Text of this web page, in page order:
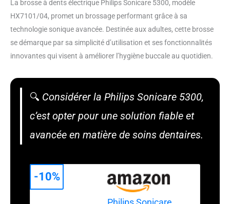
La brosse à dents électrique Philips Sonicare 5300, modèle
HX7101/04, promet un brossage performant grâce à sa
technologie sonique avancée. Destinée aux adultes, cette brosse
se démarque par sa simplicité d’utilisation et ses fonctionnalités
innovantes qui visent à améliorer l’hygiène buccale au quotidien.
🔍 Considérer la Philips Sonicare 5300,
c’est opter pour une solution fiable et
avancée en matière de soins dentaires.
-10%